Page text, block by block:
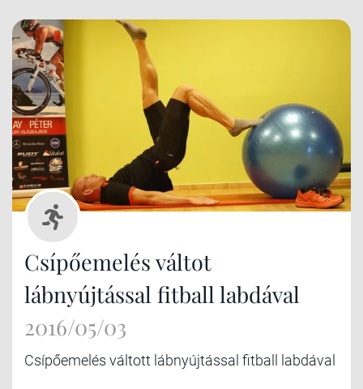
Csípőemelés váltot
lábnyújtással fitball labdával
2016/05/03
Csípőemelés váltott lábnyújtással fitball labdával